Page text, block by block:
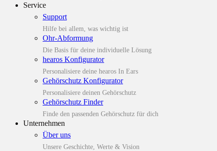
Service
Support
Hilfe bei allem, was wichtig ist
Ohr-Abformung
Die Basis für deine individuelle Lösung
hearos Konfigurator
Personalisiere deine hearos In Ears
Gehörschutz Konfigurator
Personalisiere deinen Gehörschutz
Gehörschutz Finder
Finde den passenden Gehörschutz für dich
Unternehmen
Über uns
Unsere Geschichte, Werte & Vision